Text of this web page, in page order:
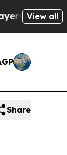
to Cash
View all
Share